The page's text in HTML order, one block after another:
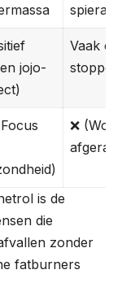
jojo-
Vaak
stoppen
❌
is de
die
zonder
fatburners